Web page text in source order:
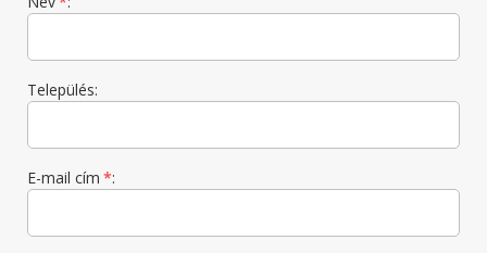
Település:
E-mail cím *: